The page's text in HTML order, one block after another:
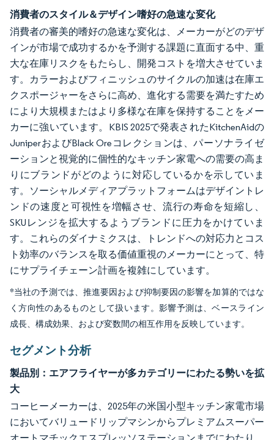
消費者のスタイル＆デザイン嗜好の急速な変化
消費者の審美的嗜好の急速な変化は、メーカーがどのデザ
インが市場で成功するかを予測する課題に直面する中、重
大な在庫リスクをもたらし、開発コストを増大させていま
す。カラーおよびフィニッシュのサイクルの加速は在庫エ
クスポージャーをさらに高め、進化する需要を満たすため
により大規模またはより多様な在庫を保持することをメー
カーに強いています。KBIS 2025で発表されたKitchenAidの
JuniperおよびBlack Oreコレクションは、パーソナライゼ
ーションと視覚的に個性的なキッチン家電への需要の高ま
りにブランドがどのように対応しているかを示していま
す。ソーシャルメディアプラットフォームはデザイントレ
ンドの速度と可視性を増幅させ、流行の寿命を短縮し、
SKUレンジを拡大するようブランドに圧力をかけていま
す。これらのダイナミクスは、トレンドへの対応力とコス
ト効率のバランスを取る価値重視のメーカーにとって、特
にサプライチェーン計画を複雑にしています。
*当社の予測では、推進要因および抑制要因の影響を加算的ではな
く方向性のあるものとして扱います。影響予測は、ベースライン
成長、構成効果、および変数間の相互作用を反映しています。
セグメント分析
製品別：エアフライヤーが多カテゴリーにわたる勢いを拡
大
コーヒーメーカーは、2025年の米国小型キッチン家電市場
においてバリュードリップマシンからプレミアムスーパー